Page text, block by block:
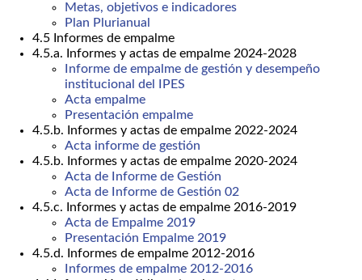
Metas, objetivos e indicadores
Plan Plurianual
4.5 Informes de empalme
4.5.a. Informes y actas de empalme 2024-2028
Informe de empalme de gestión y desempeño
institucional del IPES
Acta empalme
Presentación empalme
4.5.b. Informes y actas de empalme 2022-2024
Acta informe de gestión
4.5.b. Informes y actas de empalme 2020-2024
Acta de Informe de Gestión
Acta de Informe de Gestión 02
4.5.c. Informes y actas de empalme 2016-2019
Acta de Empalme 2019
Presentación Empalme 2019
4.5.d. Informes de empalme 2012-2016
Informes de empalme 2012-2016